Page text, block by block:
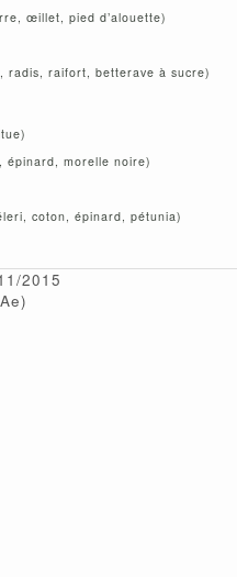
œillet, pied d’alouette)
radis, raifort, betterave à sucre)
épinard, morelle noire)
coton, épinard, pétunia)
2015